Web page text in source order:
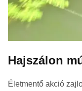
Hajszálon
Életmentő akció